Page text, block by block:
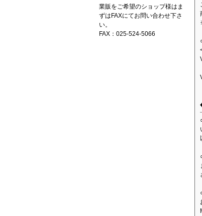
業販をご希望のショップ様はま
ずはFAXにてお問い合わせ下さ
い。
FAX：025-524-5066